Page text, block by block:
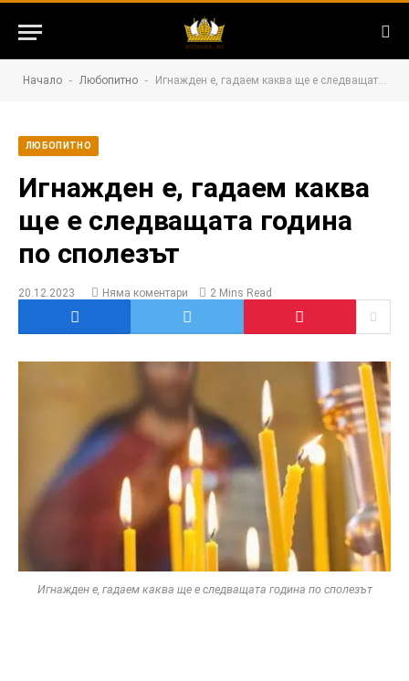
Начало - Любопитно - Игнажден е, гадаем каква ще е следващата година по сполезът
ЛЮБОПИТНО
Игнажден е, гадаем каква
ще е следващата година
по сполезът
20.12.2023 Няма коментари 2 Mins Read
Игнажден е, гадаем каква ще е следващата година по сполезът